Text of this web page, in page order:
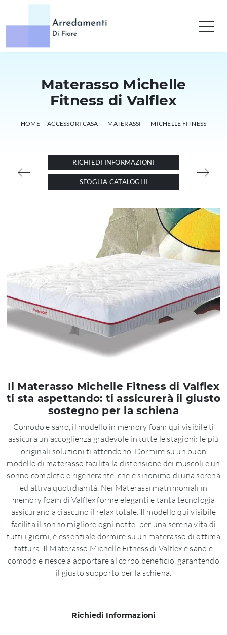
Materasso Michelle
Fitness di Valflex
HOME - ACCESSORI CASA - MATERASSI - MICHELLE FITNESS
RICHIEDI INFORMAZIONI
SFOGLIA CATALOGHI
Il Materasso Michelle Fitness di Valflex
ti sta aspettando: ti assicurerà il giusto
sostegno per la schiena
Comodo e sano, il modello in memory foam qui visibile ti
assicura un'accoglienza gradevole in tutte le stagioni: le più
originali soluzioni ti attendono. Dormire su un buon
modello di materasso facilita la distensione dei muscoli e un
sonno completo e rigenerante, che è sinonimo di una serena
ed attiva quotidianità. Nei Materassi matrimoniali in
memory foam di Valflex forme eleganti e tanta tecnologia
assicurano a ciascuno il relax totale. Il modello qui visibile
facilita il sonno migliore ogni notte: per una serena vita di
tutti i giorni, è essenziale dormire su un materasso di ottima
fattura. Il Materasso Michelle Fitness di Valflex è sano e
comodo e riesce a apportare al corpo beneficio, garantendo
il giusto supporto per la schiena.
Richiedi Informazioni